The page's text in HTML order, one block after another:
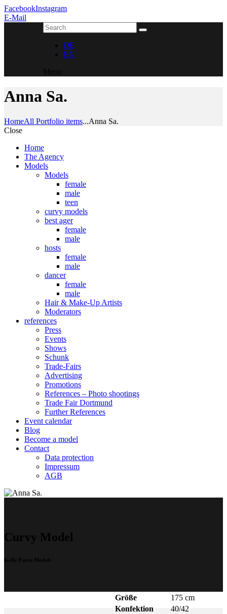
FacebookInstagram
E-Mail
DE
EN
Menu
Anna Sa.
HomeAll Portfolio items...Anna Sa.
Close
Home
The Agency
Models
Models
female
male
teen
curvy models
best ager
female
male
hosts
female
male
dancer
female
male
Hair & Make-Up Artists
Moderators
references
Press
Events
Shows
Schunk
Trade-Fairs
Advertising
Promotions
References – Photo shootings
Trade Fair Dortmund
Further References
Event calendar
Blog
Become a model
Contact
Data protection
Impressum
AGB
Curvy Model
Kelly Faces Models
Größe
175 cm
Konfektion
40/42